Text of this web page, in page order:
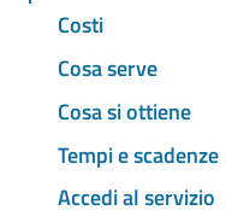
Costi
Cosa serve
Cosa si ottiene
Tempi e scadenze
Accedi al servizio